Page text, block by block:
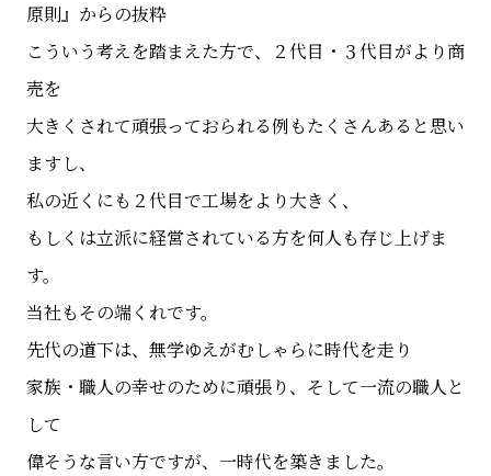
原則』からの抜粋
こういう考えを踏まえた方で、２代目・３代目がより商
売を
大きくされて頑張っておられる例もたくさんあると思い
ますし、
私の近くにも２代目で工場をより大きく、
もしくは立派に経営されている方を何人も存じ上げま
す。
当社もその端くれです。
先代の道下は、無学ゆえがむしゃらに時代を走り
家族・職人の幸せのために頑張り、そして一流の職人と
して
偉そうな言い方ですが、一時代を築きました。